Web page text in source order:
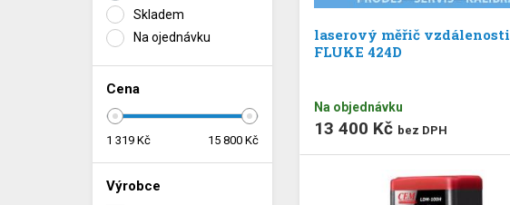
Skladem
Na ojednávku
Cena
1 319 Kč 15 800 Kč
Výrobce
laserový měřič vzdálenosti
FLUKE 424D
Na objednávku
13 400 Kč bez DPH